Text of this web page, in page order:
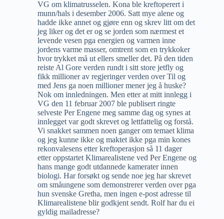
VG om klimatrusselen. Kona ble kreftoperert i
munn/hals i desember 2006. Satt mye alene og
hadde ikke annet og gjøre enn og skrev litt om det
jeg liker og det er og se jorden som nærmest et
levende vesen pga energien og varmen inne
jordens varme masser, omtrent som en trykkoker
hvor trykket må ut ellers smeller det. På den tiden
reiste Al Gore verden rundt i sitt store jetfly og
fikk millioner av regjeringer verden over Til og
med Jens ga noen millioner mener jeg å huske?
Nok om innledningen. Men etter at mitt innlegg i
VG den 11 februar 2007 ble publisert ringte
selveste Per Engene meg samme dag og synes at
innlegget var godt skrevet og lettfattelig og forstå.
Vi snakket sammen noen ganger om temaet klima
og jeg kunne ikke og maktet ikke pga min kones
rekonvalesens etter kreftoperasjon så 11 dager
etter oppstartet Klimarealistene ved Per Engene og
hans mange godt utdannede kamerater innen
biologi. Har forsøkt og sende noe jeg har skrevet
om småungene som demonstrerer verden over pga
hun svenske Gretha, men ingen e-post adresse til
Klimarealistene blir godkjent sendt. Rolf har du ei
gyldig mailadresse?